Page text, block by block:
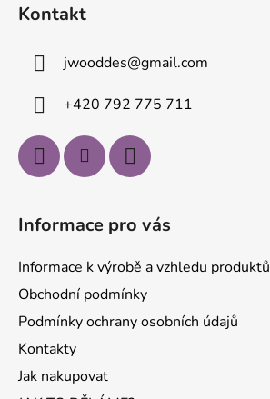
Kontakt
jwooddes@gmail.com
+420 792 775 711
Informace pro vás
Informace k výrobě a vzhledu produktů
Obchodní podmínky
Podmínky ochrany osobních údajů
Kontakty
Jak nakupovat